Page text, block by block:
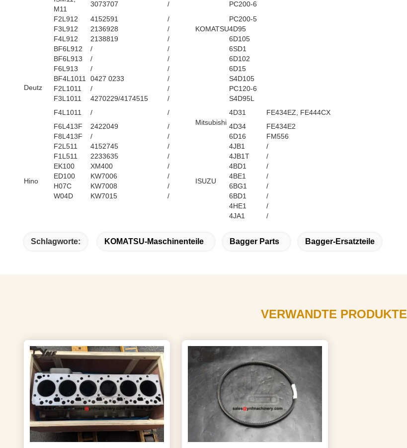
KOMATSU
M11
3073707 / PC200-6
Deutz
F2L912 4152591 /
PC200-5
F3L912
2136928 /
4D95
F4L912
2138819 /
6D105
BF6L912
/ /
6SD1
BF6L913
/ /
6D102
F6L913
/ /
6D15
BF4L1011
0427 0233 /
S4D105
F2L1011
/ /
PC120-6
F3L1011
4270229/4174515 /
S4D95L
F4L1011
/
/
Mitsubishi
4D31
FE434EZ, FE444CX
F6L413F
2422049 / 4D34
FE434E2
F8L413F
/ / 6D16
FM556
F2L511
4152745 /
ISUZU
4JB1
/
F1L511
2233635 / 4JB1T /
Hino
EK100 XM400 / 4BD1
/
ED100
KW7006 / 4BE1
/
H07C
KW7008 / 6BG1
/
W04D
KW7015 / 6BD1
/
4HE1
/
4JA1
/
Schlagworte: KOMATSU-Maschinenteile Bagger Parts Bagger-Ersatzteile
VERWANDTE PRODUKTE